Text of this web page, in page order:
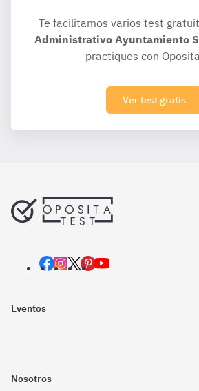
Te facilitamos varios test
Administrativo Ayuntamiento
practiques con
Ver test gratis
Eventos
Nosotros